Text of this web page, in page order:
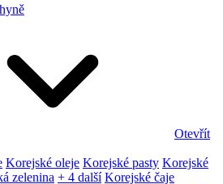
Otevřít
Korejské oleje Korejské pasty Korejské
zelenina + 4 další Korejské čaje